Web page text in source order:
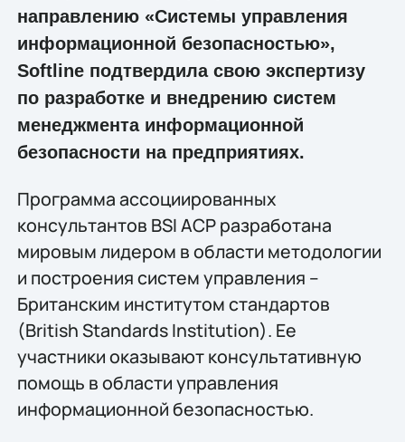
направлению «Системы управления
информационной безопасностью»,
Softline подтвердила свою экспертизу
по разработке и внедрению систем
менеджмента информационной
безопасности на предприятиях.
Программа ассоциированных
консультантов BSI ACP разработана
мировым лидером в области методологии
и построения систем управления –
Британским институтом стандартов
(British Standards Institution). Ее
участники оказывают консультативную
помощь в области управления
информационной безопасностью.